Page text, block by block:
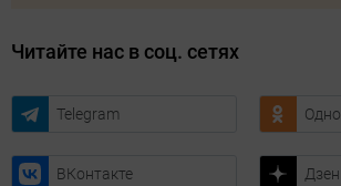
Читайте нас в соц. сетях
Telegram
ВКонтакте Дзен